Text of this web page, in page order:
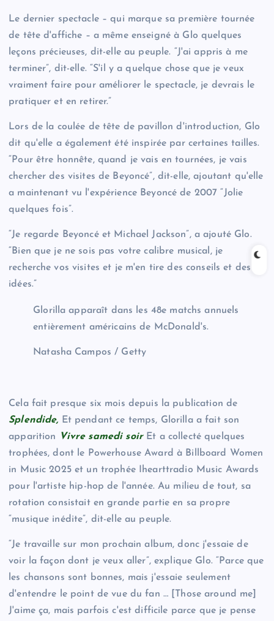
Le dernier spectacle – qui marque sa première tournée
de tête d'affiche – a même enseigné à Glo quelques
leçons précieuses, dit-elle au peuple. “J'ai appris à me
terminer”, dit-elle. “S'il y a quelque chose que je veux
vraiment faire pour améliorer le spectacle, je devrais le
pratiquer et en retirer.”
Lors de la coulée de tête de pavillon d'introduction, Glo
dit qu'elle a également été inspirée par certaines tailles.
“Pour être honnête, quand je vais en tournées, je vais
chercher des visites de Beyoncé”, dit-elle, ajoutant qu'elle
a maintenant vu l'expérience Beyoncé de 2007 “Jolie
quelques fois”.
“Je regarde Beyoncé et Michael Jackson”, a ajouté Glo.
“Bien que je ne sois pas votre calibre musical, je
recherche vos visites et je m'en tire des conseils et des
idées.”
Glorilla apparaît dans les 48e matchs annuels
entièrement américains de McDonald's.
Natasha Campos / Getty
Cela fait presque six mois depuis la publication de
Splendide, Et pendant ce temps, Glorilla a fait son
apparition
Vivre samedi soirEt a collecté quelques
trophées, dont le Powerhouse Award à Billboard Women
in Music 2025 et un trophée Ihearttradio Music Awards
pour l'artiste hip-hop de l'année. Au milieu de tout, sa
rotation consistait en grande partie en sa propre
“musique inédite”, dit-elle au peuple.
“Je travaille sur mon prochain album, donc j'essaie de
voir la façon dont je veux aller”, explique Glo. “Parce que
les chansons sont bonnes, mais j'essaie seulement
d'entendre le point de vue du fan … [Those around me]
J'aime ça, mais parfois c'est difficile parce que je pense